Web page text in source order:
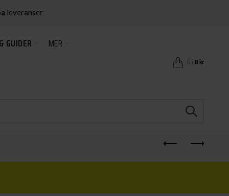
GUIDER MER
0/0kr
leveranser